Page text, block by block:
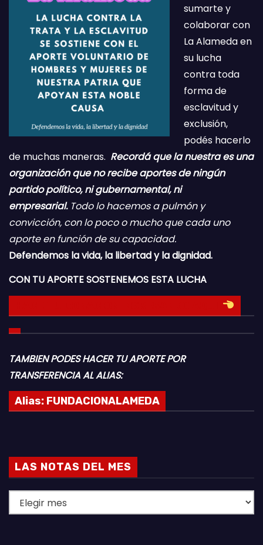
sumarte y
colaborar con
La Alameda en
su lucha
contra toda
forma de
esclavitud y
exclusión,
podés hacerlo
de muchas maneras. Recordá que la nuestra es una
organización que no recibe aportes de ningún
partido político, ni gubernamental, ni
empresarial.Todo lo hacemos a pulmón y
convicción, con lo poco o mucho que cada uno
aporte en función de su capacidad.
Defendemos la vida, la libertad y la dignidad.
CON TU APORTE SOSTENEMOS ESTA LUCHA
TAMBIEN PODES HACER TU APORTE POR
TRANSFERENCIA AL ALIAS:
Alias: FUNDACIONALAMEDA
LAS NOTAS DEL MES
A